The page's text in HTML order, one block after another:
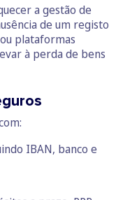
a gestão de
de um registo
plataformas
à perda de bens
IBAN, banco e